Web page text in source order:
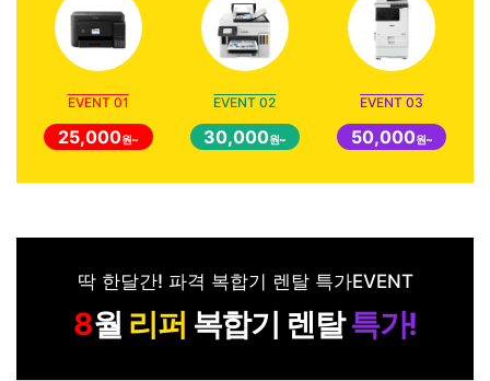
EVENT 01
25,000원~
EVENT 02
30,000원~
EVENT 03
50,000원~
딱 한달간! 파격 복합기 렌탈 특가EVENT
월 리퍼 복합기 렌탈특가!